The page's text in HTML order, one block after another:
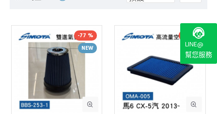
NEW
-77 %
NEW
-65 %
LINE@
幫您服務